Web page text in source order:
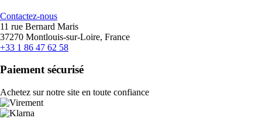
Contactez-nous
11 rue Bernard Maris
37270 Montlouis-sur-Loire, France
+33 1 86 47 62 58
Paiement sécurisé
Achetez sur notre site en toute confiance